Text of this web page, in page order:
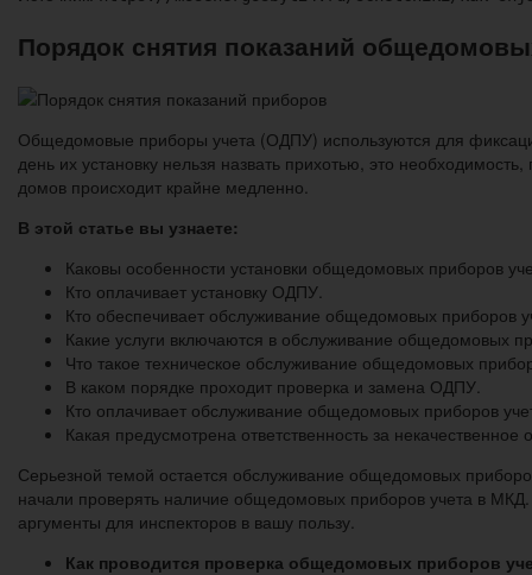
Порядок снятия показаний
Общедомовые приборы учета (ОДПУ) используются для
день их установку нельзя назвать прихотью, это
домов происходит крайне медленно.
В этой статье вы узнаете:
Каковы особенности установки общедомовых приборов
Кто оплачивает установку ОДПУ.
Кто обеспечивает обслуживание общедомовых приборов
Какие услуги включаются в обслуживание общедомовых
Что такое техническое обслуживание общедомовых
В каком порядке проходит проверка и замена ОДПУ.
Кто оплачивает обслуживание общедомовых приборов
Какая предусмотрена ответственность за
Серьезной темой остается обслуживание общедомовых
начали проверять наличие общедомовых приборов учета в
аргументы для инспекторов в вашу пользу.
Как проводится проверка общедомовых приборов